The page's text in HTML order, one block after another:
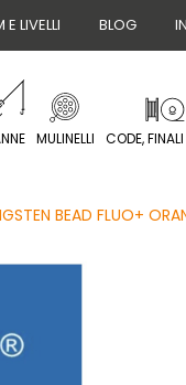
LIVELLI BLOG
MULINELLI CODE,
BEAD FLUO+